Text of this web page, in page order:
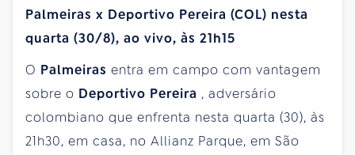
Palmeiras x Deportivo Pereira (COL) nesta
quarta (30/8), ao vivo, às 21h15
O Palmeiras entra em campo com vantagem
sobre o Deportivo Pereira , adversário
colombiano que enfrenta nesta quarta (30), às
21h30, em casa, no Allianz Parque, em São